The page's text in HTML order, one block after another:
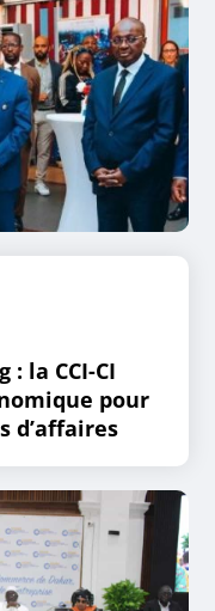
: la CCI-CI
pour
d’affaires